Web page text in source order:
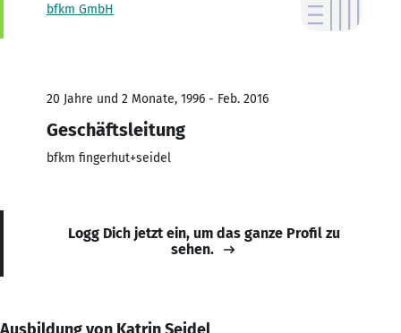
bfkm GmbH
20 Jahre und 2 Monate, 1996 - Feb. 2016
Geschäftsleitung
bfkm fingerhut+seidel
Logg Dich jetzt ein, um das ganze Profil zu
sehen.
Ausbildung von Katrin Seidel